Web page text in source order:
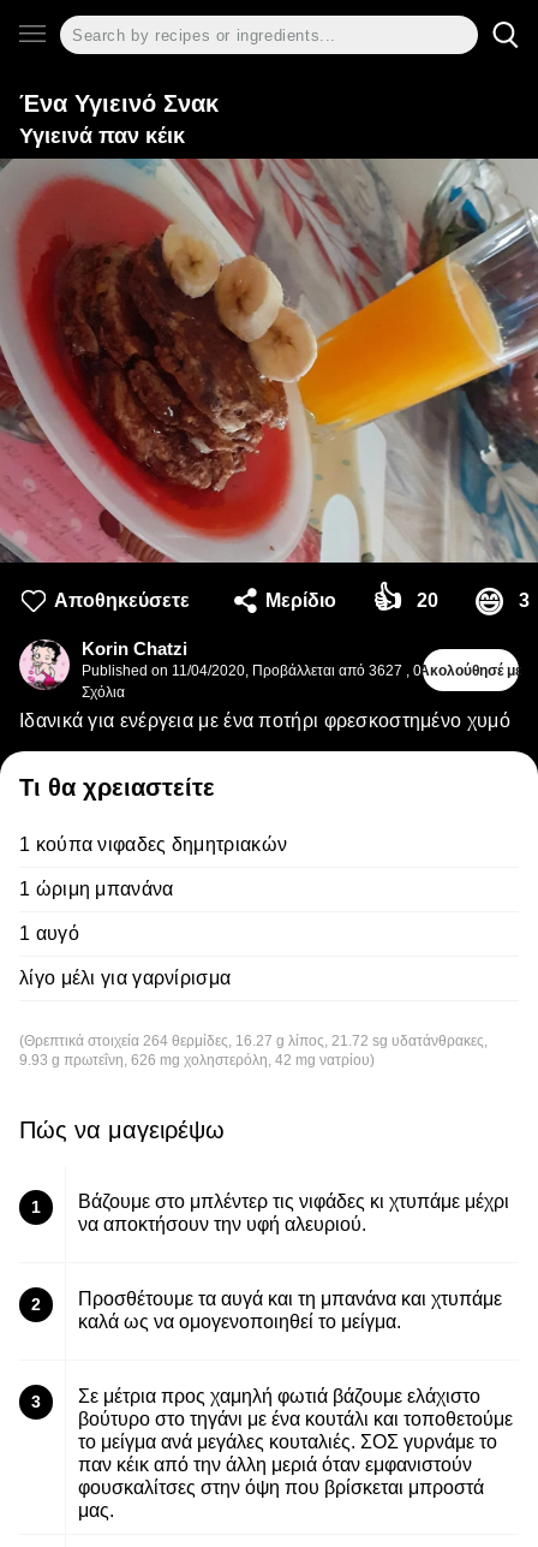
Ένα Υγιεινό Σνακ
Υγιεινά παν κέικ
Αποθηκεύσετε Μερίδιο 👍 20 😄 3
Korin Chatzi
Published on 11/04/2020, Προβάλλεται από 3627 , 0
Σχόλια
Ακολούθησέ με
Ιδανικά για ενέργεια με ένα ποτήρι φρεσκοστημένο χυμό
Τι θα χρειαστείτε
1 κούπα νιφαδες δημητριακών
1 ώριμη μπανάνα
1 αυγό
λίγο μέλι για γαρνίρισμα
(Θρεπτικά στοιχεία 264 θερμίδες, 16.27 g λίπος, 21.72 sg υδατάνθρακες,
9.93 g πρωτεΐνη, 626 mg χοληστερόλη, 42 mg νατρίου)
Πώς να μαγειρέψω
1
Βάζουμε στο μπλέντερ τις νιφάδες κι χτυπάμε μέχρι
να αποκτήσουν την υφή αλευριού.
2
Προσθέτουμε τα αυγά και τη μπανάνα και χτυπάμε
καλά ως να ομογενοποιηθεί το μείγμα.
3
Σε μέτρια προς χαμηλή φωτιά βάζουμε ελάχιστο
βούτυρο στο τηγάνι με ένα κουτάλι και τοποθετούμε
το μείγμα ανά μεγάλες κουταλιές. ΣΟΣ γυρνάμε το
παν κέικ από την άλλη μεριά όταν εμφανιστούν
φουσκαλίτσες στην όψη που βρίσκεται μπροστά
μας.